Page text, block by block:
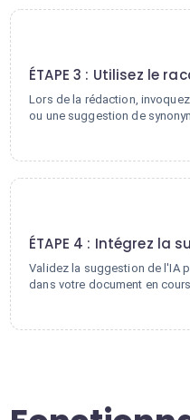
ÉTAPE 3 : Utilisez le
Lors de la rédaction,
ou une suggestion de
ÉTAPE 4 : Intégrez la
Validez la suggestion de l'IA
dans votre document en